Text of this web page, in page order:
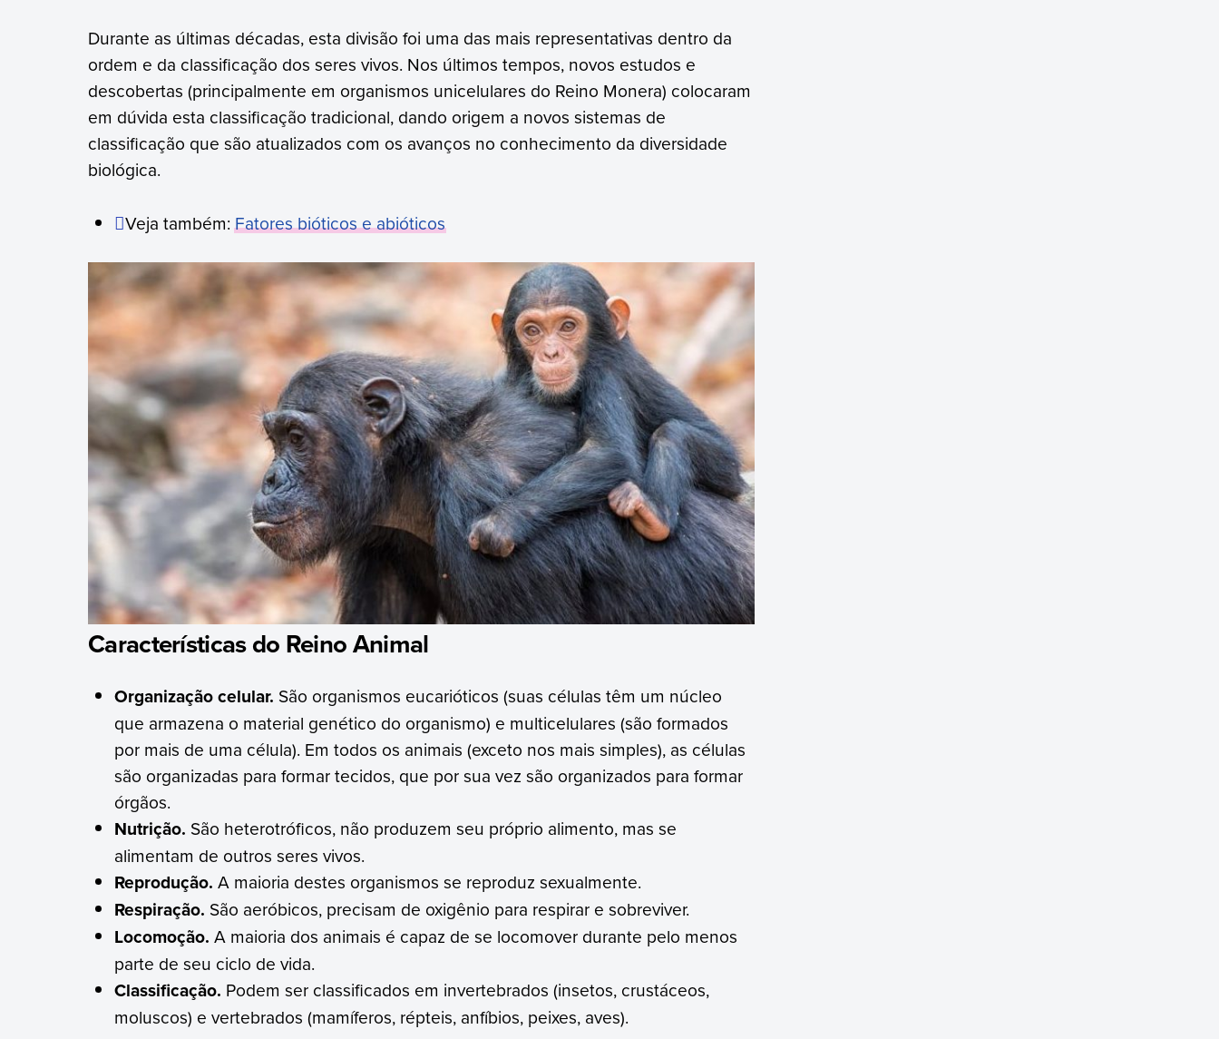
Durante as últimas décadas, esta divisão foi uma das mais representativas dentro da
ordem e da classificação dos seres vivos. Nos últimos tempos, novos estudos e
descobertas (principalmente em organismos unicelulares do Reino Monera) colocaram
em dúvida esta classificação tradicional, dando origem a novos sistemas de
classificação que são atualizados com os avanços no conhecimento da diversidade
biológica.
Veja também:Fatores bióticos e abióticos
Características do Reino Animal
Organização celular. São organismos eucarióticos (suas células têm um núcleo
que armazena o material genético do organismo) e multicelulares (são formados
por mais de uma célula). Em todos os animais (exceto nos mais simples), as células
são organizadas para formar tecidos, que por sua vez são organizados para formar
órgãos.
Nutrição. São heterotróficos, não produzem seu próprio alimento, mas se
alimentam de outros seres vivos.
Reprodução. A maioria destes organismos se reproduz sexualmente.
Respiração. São aeróbicos, precisam de oxigênio para respirar e sobreviver.
Locomoção. A maioria dos animais é capaz de se locomover durante pelo menos
parte de seu ciclo de vida.
Classificação. Podem ser classificados em invertebrados (insetos, crustáceos,
moluscos) e vertebrados (mamíferos, répteis, anfíbios, peixes, aves).